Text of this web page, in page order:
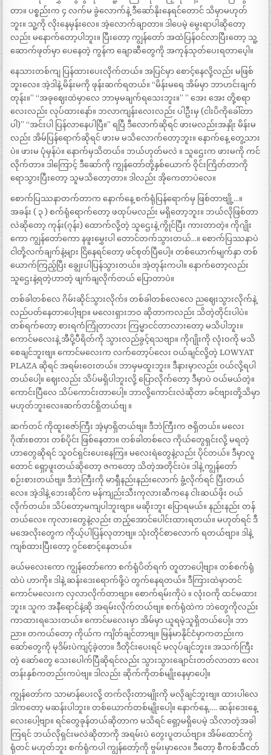
တာ။ ပစ္စည်းက ၄ လက်မ ခွဲလောက်နဲ့ ဒီ‌ဆော်နိုးနေရင်တောင် သိမှာမဟုတ်
ဘူး။ သူ့ကို လိုးနေမှန်းလေ။ အဲ့လောက်ချာတာ။ ဒါပေမဲ့ မွေးရာပါဆိုတော့
လည်း မနောက်တော့ပါဘူး။ ပြီးတော့ ကျွန်တော် အထဲပြန်ဝင်လာပြီးတော့ သူ့
ဆောက်ဖုတ်မှာ ပေနေတဲ့ ကွန်က ချောဆီတွေကို အကုန်သုတ်ပေးရတာပေ့ါ။
နေသားတစ်ကျ ပြန်ထားပေးလိုက်တယ်။ အပြင်မှာ စောင့်နေလို့လည်း မဖြစ်
ဘူးလေ။ အဲ့ဒါနဲ့ မိန်းမကို ဖုန်းဆက်ရတယ်။ “မိန်းမရေ အိမ်မှာ ဘာဟင်းချက်
တုန်း။” “အခုဈေးထဲမှာလေ ဘာမှမချက်ရသေးဘူး။” ” အေး အေး တို့စရာ
လေးလည်း လုပ်ထားနော်။ ဘလာကျန်းလေးလည်း ပါဦးမှ (ငါးပိကိုခေါ်တာ
ပါ)” “အင်းပါ ပြန်လာနေပါပြီ။” ရပြီ ဒီလောက်ဆိုရင် ဖားမလည်းအနှိုး မိန်းမ
လည်း အိမ်ပြန်ရောက်ဆိုရင် ဖားမ မသိလောက်တော့ဘူး။ နောက်နေ့ တွေ့သား
ပဲ။ ဖားမ ပုံမှန်ပဲ။ နောက်မှသိတယ်။ ဘယ်ဟုတ်မလဲ ။ သူဌေးက ဖားမကို ကင်
လိုက်တာ။ ဒါကြောင့် ဒီဆော်ကို ကျွန်တော်တို့နှစ်ယောက် ဝိုင်းကြိတ်တာကို
ရောသွားပြီးတော့ သူမသိတော့တာ။ ဒါလည်း အိုကေတာပဲလေ။
စောက်ပြဿနာတက်တာက နောက်‌နေ့ စက်ရုံပြန်ရောက်မှ ဖြစ်တာဗျို့…။
အခန်း ( ၃ ) စက်ရုံရောက်တော့ ဖထုပ်မလည်း မရှိတော့ဘူး။ ဘယ်လိုဖြစ်တာ
လဲဆိုတော့ ကုန်း(ဂုန်း) ထောက်လို့တဲ့ သူဌေးနဲ့ ကွိုင်ပြီး ကားတာတဲ့။ ကိုဂျိုး
ကော ကျွန်တော်ကော နဖူးမွှေးပါ တောင်တက်သွားတယ်…။ စောက်ပြဿနာပဲ
ငါတို့လက်ချက်နဲ့များ ငြိနေရင်တော့ ဖင်စုတ်ပြီပေါ့။ တစ်ယောက်မျက်နှာ တစ်
ယောက်ကြည့်ပြီး ချွေးပါပြန်သွားတယ်။ အဲ့တုန်းကပါ။ နောက်တော့လည်း
သူဌေးနဲ့ရတဲ့ဟာတဲ့ ဖျက်ချလိုက်တယ် ပြောတာပဲ။
တစ်ခါတစ်လေ ဂိမ်းဆိုင်သွားလိုက်။ တစ်ခါတစ်လေလေ ညဈေးသွားလိုက်နဲ့
လည်ပတ်နေတာပေါ့ဗျာ။ မလေးရှားဘဝ ဆိုတာကလည်း သိတဲ့တိုင်းပါပဲ။
တစ်ရက်တော့ စားရကံကြုံတာလား ကြမ္မာငင်တာလားတော့ မသိပါဘူး။
ကောင်မလေးနဲ့ အီပို့ပီရိတ်ကို သွားလည်ခွင့်ရသဗျာ။ ကိုဂျိုးကို လုံးဝကို မသိ
စေချင်ဘူးဗျ။ ကောင်မလေးက လက်တော့ပ်လေး ဝယ်ချင်လို့တဲ့ LOWYAT
PLAZA ဆိုရင် အရမ်းဝေးတယ်။ ဘာမှမထူးဘူး။ ဒီနားမှာလည်း ဝယ်လို့ရပါ
တယ်ပေါ့။ ဈေးလည်း သိပ်မရှိပါဘူးလို့ ပြောလိုက်တော့ ဒီမှာပဲ ဝယ်မယ်တဲ့။
ကောင်းပြီလေ သိပ်ကောင်းတာပေါ့။ ဘာလို့ကောင်းလဲဆိုတာ ခင်ဗျားတို့သိမှာ
မဟုတ်ဘူးလေ။ဆက်တင်ရှိတယ်ဗျ ။
ဆက်တင် ကိုထူးဇော်ကြီး အဲ့မှာရှိတယ်ဗျ။ ဒီဘဲကြီးက ဇရှိတယ်။ မလေး
ဂိုဏ်းစတား တစ်ပိုင်း ဖြစ်နေတာ။ တစ်ခါတစ်လေ ကိုယ်တွေရှင်းလို့ မရတဲ့
ဟာတွေဆိုရင် သူဝင်ရှင်းပေးနေကြ။ မလေးရဲတွေနဲ့လည်း ပိုင်တယ်။ ဒီမှာလူ
တောင် ရှော့ဖူးတယ်ဆိုတော့ ဇကတော့ သိတဲ့အတိုင်းပဲ။ ဒါနဲ့ ကျွန်တော်
စဉ်းစားတယ်ဗျ။ ဒီဘဲကြီးကို မာရှီနည်းနည်းလောက် ခွံ့လိုက်ရင် ပြီးတယ်
လေ။ အဲ့ဒါနဲ့ ဘေးဆိုင်က မန်ကျည်းသီးကုလားဆီကနေ ငါးဆယ်ဖိုး ဝယ်
လိုက်တယ်။ သိပ်တော့မကျပါဘူးဗျာ။ မဆိုးဘူး ပြောရမယ်။ နည်းနည်း တန်
တယ်လေ။ ကုလားတွေနဲ့လည်း တည့်အောင်ပေါင်းထားရတယ်။ မဟုတ်ရင် ဒီ
မအေလိုးတွေက ကိုယ့်ပါပြန်လုတာဗျ။ သုံးတိုင်စာလောက် ရတယ်ဗျာ။ ဒါနဲ့
ကျစ်ထားပြီးတော့ ဂွင်စောင့်နေတယ်။
ခယ်မလေးကော ကျွန်တော်ကော စက်ရုံပိတ်ရက် တူတာပေါ့ဗျာ။ တစ်စက်ရုံ
ထဲပဲ ဟာကို။ ဒါနဲ့ ဆန်းဒေးရောက်ဖို့ပဲ တွက်နေရတယ်။ ဒီကြားထဲမှာတင်
ကောင်မလေးက လှလာလိုက်တာဗျာ။ စောက်ရမ်းကိုပဲ ။ လုံးဝကို ထင်မထား
ဘူး။ သူက အနီရောင်နဲ့ဆို အရမ်းလိုက်တယ်ဗျ။ စက်ရုံထဲက ဘဲတွေကိုလည်း
ကာထားရသေးတယ်။ ကောင်မလေးမှာ အိမ်မှာ ယူရမဲ့သူရှိတယ်ပေါ့။ ဘာ
ညာ။ တကယ်တော့ ကိုယ်က ကျိတ်ချင်တာဗျ။ မြန်မာနိုင်ငံမှာကတည်းက
ဆော်တွေကို မုဒိမ်းပဲကျင့်ခဲ့တာ။ ဒီတိုင်းပေးရင် မလုပ်ချင်ဘူး။ အသက်ကြီး
တဲ့ ဆော်တွေ သေးပေါက်ပြီဆိုရင်လည်း သွားသွားချောင်းတတ်လာတာ လေး
တန်းနှစ်ကတည်းကပဲဗျ။ ဒါလည်း ဆိုက်ကိုတစ်မျိုးနေမှာပေါ့။
ကျွန်တော်က သာမာန်ပေးလို့ တက်လိုးတာမျိုးကို မလိုချင်ဘူးဗျ။ ထားပါလေ
ဒါကတော့ မဆန်းပါဘူး။ တစ်ယောက်တစ်မျိုးပေါ့။ နောက်နေ့….. ဆန်းဒေးနေ့
လေးပေါ့ဗျာ။ ရင်တွေခုန်တယ်ဆိုတာက မသိရင် ရှော့မရှိပေမဲ့ သိလာတဲ့အခါ
ကြရင် ဘယ်လိုရှင်းမလဲဆိုတာကို အရမ်းပဲ တွေးပူတယ်ဗျာ။ အိမ်ထောင်ကွဲ
ရုံတင် မဟုတ်ဘူး စက်ရုံကပါ ကျွန်တော့်ကို ဗွမ်းမှာလေ။ ဒီတော့ စီကစ်အီငတ်